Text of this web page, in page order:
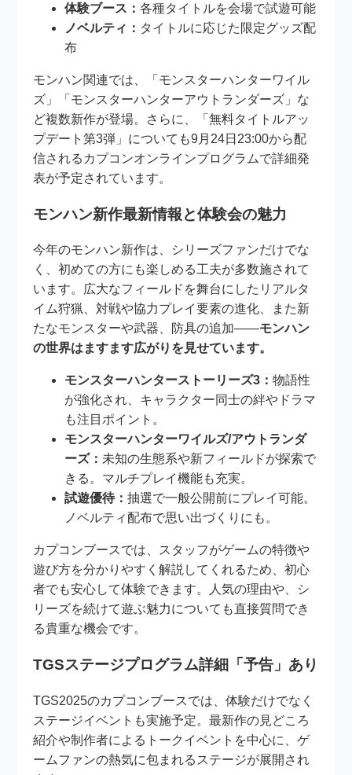
体験ブース：各種タイトルを会場で試遊可能
ノベルティ： タイトルに応じた限定グッズ配
布
モンハン関連では、「モンスターハンターワイル
ズ」「モンスターハンターアウトランダーズ」な
ど複数新作が登場。さらに、「無料タイトルアッ
プデート第3弾」についても9月24日23:00から配
信されるカプコンオンラインプログラムで詳細発
表が予定されています。
モンハン新作最新情報と体験会の魅力
今年のモンハン新作は、シリーズファンだけでな
く、初めての方にも楽しめる工夫が多数施されて
います。広大なフィールドを舞台にしたリアルタ
イム狩猟、対戦や協力プレイ要素の進化、また新
たなモンスターや武器、防具の追加――モンハン
の世界はますます広がりを見せています。
モンスターハンターストーリーズ3：物語性
が強化され、キャラクター同士の絆やドラマ
も注目ポイント。
モンスターハンターワイルズ/アウトランダ
ーズ： 未知の生態系や新フィールドが探索で
きる。マルチプレイ機能も充実。
試遊優待：抽選で一般公開前にプレイ可能。
ノベルティ配布で思い出づくりにも。
カプコンブースでは、スタッフがゲームの特徴や
遊び方を分かりやすく解説してくれるため、初心
者でも安心して体験できます。人気の理由や、シ
リーズを続けて遊ぶ魅力についても直接質問でき
る貴重な機会です。
TGSステージプログラム詳細「予告」あり
TGS2025のカプコンブースでは、体験だけでなく
ステージイベントも実施予定。最新作の見どころ
紹介や制作者によるトークイベントを中心に、ゲ
ームファンの熱気に包まれるステージが展開され